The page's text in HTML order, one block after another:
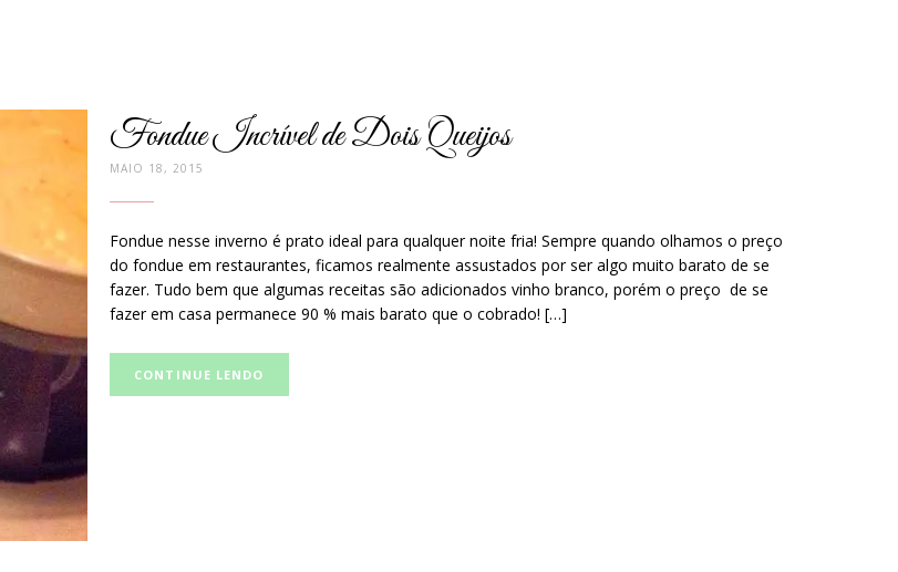
Fondue Incrível de Dois Queijos
MAIO 18, 2015
Fondue nesse inverno é prato ideal para qualquer noite fria! Sempre quando olhamos o preço
do fondue em restaurantes, ficamos realmente assustados por ser algo muito barato de se
fazer. Tudo bem que algumas receitas são adicionados vinho branco, porém o preço de se
fazer em casa permanece 90 % mais barato que o cobrado! […]
CONTINUE LENDO